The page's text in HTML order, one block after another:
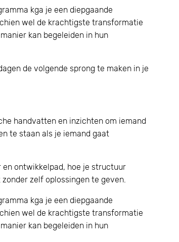
kga je een diepgaande
wel de krachtigste transformatie
kan begeleiden in hun
de volgende sprong te maken in je
handvatten en inzichten om iemand
te staan als je iemand gaat
ontwikkelpad, hoe je structuur
zelf oplossingen te geven.
kga je een diepgaande
wel de krachtigste transformatie
kan begeleiden in hun